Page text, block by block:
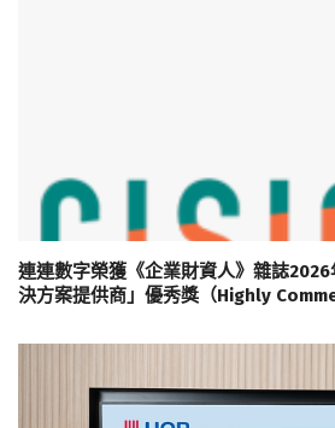
連連數字榮獲《企業財資人》雜誌
決方案提供商」優秀獎（Highly